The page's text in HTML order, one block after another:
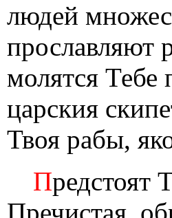
людей
прославляют
молятся
царския
Твоя рабы,
Предстоят